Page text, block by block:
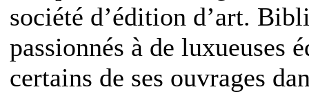
société d’édition d’art.
passionnés à de luxueuses
certains de ses ouvrages